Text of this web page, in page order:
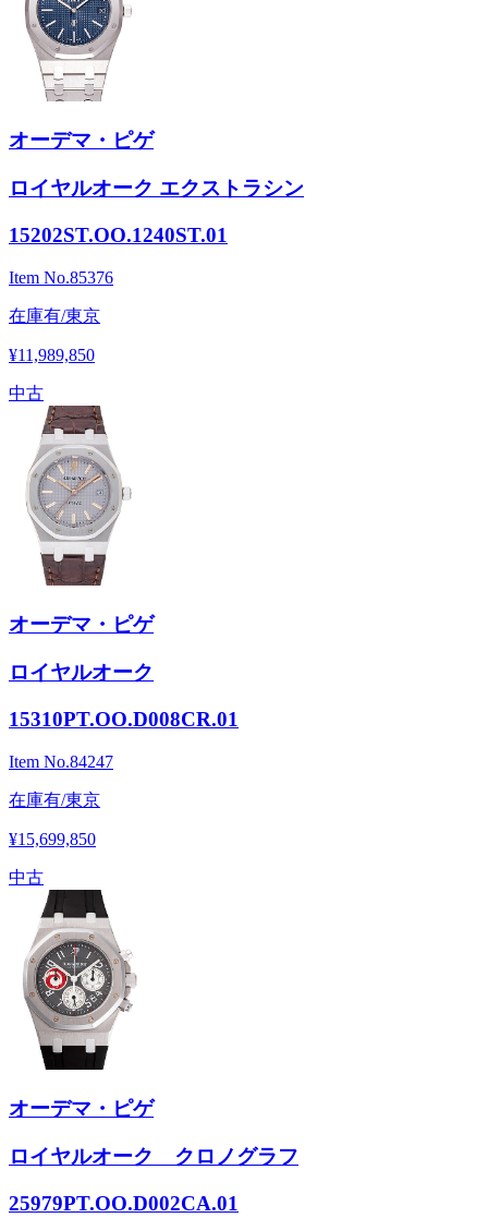
オーデマ・ピゲ
ロイヤルオーク エクストラシン
15202ST.OO.1240ST.01
Item No.85376
在庫有/東京
¥11,989,850
中古
オーデマ・ピゲ
ロイヤルオーク
15310PT.OO.D008CR.01
Item No.84247
在庫有/東京
¥15,699,850
中古
オーデマ・ピゲ
ロイヤルオーク クロノグラフ
25979PT.OO.D002CA.01